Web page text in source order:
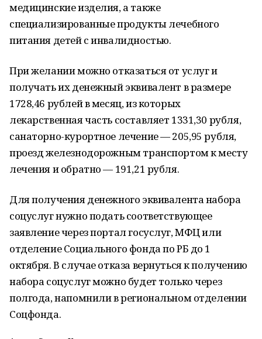
медицинские изделия, а также
специализированные продукты лечебного
питания детей с инвалидностью.
При желании можно отказаться от услуг и
получать их денежный эквивалент в размере
1728,46 рублей в месяц, из которых
лекарственная часть составляет 1331,30 рубля,
санаторно-курортное лечение — 205,95 рубля,
проезд железнодорожным транспортом к месту
лечения и обратно — 191,21 рубля.
Для получения денежного эквивалента набора
соцуслуг нужно подать соответствующее
заявление через портал госуслуг, МФЦ или
отделение Социального фонда по РБ до 1
октября. В случае отказа вернуться к получению
набора соцуслуг можно будет только через
полгода, напомнили в региональном отделении
Соцфонда.